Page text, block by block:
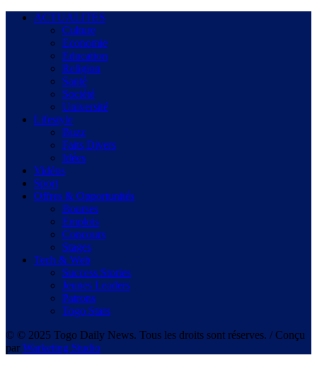
ACTUALITES
Culture
Economie
Education
Religion
Santé
Société
Université
Lifestyle
Buzz
Faits Divers
Idées
Vidéos
Sport
Offres & Opportunités
Bourses
Emplois
Concours
Stages
Tech & Web
Success Stories
Jeunes Leaders
Patrons
Togo Stars
© © 2025 Togo Daily News. Tous les droits sont réserves. / Conçu
par Warketing Studio